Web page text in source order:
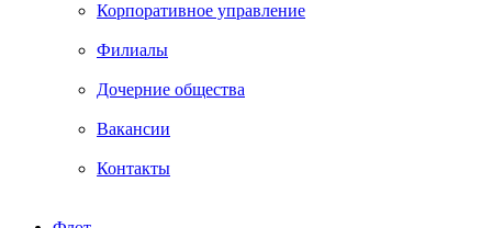
Корпоративное управление
Филиалы
Дочерние общества
Вакансии
Контакты